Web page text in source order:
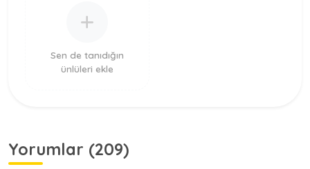
Sen de tanıdığın
ünlüleri ekle
Yorumlar (209)